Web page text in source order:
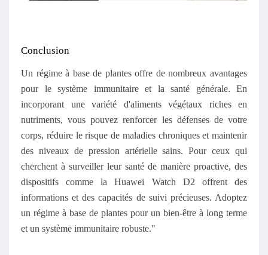
Conclusion
Un régime à base de plantes offre de nombreux avantages
pour le système immunitaire et la santé générale. En
incorporant une variété d'aliments végétaux riches en
nutriments, vous pouvez renforcer les défenses de votre
corps, réduire le risque de maladies chroniques et maintenir
des niveaux de pression artérielle sains. Pour ceux qui
cherchent à surveiller leur santé de manière proactive, des
dispositifs comme la Huawei Watch D2 offrent des
informations et des capacités de suivi précieuses. Adoptez
un régime à base de plantes pour un bien-être à long terme
et un système immunitaire robuste."